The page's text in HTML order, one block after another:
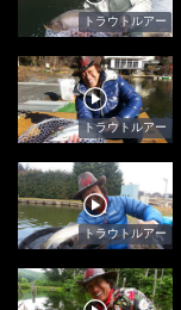
トラウトルアー
トラウトルアー
トラウトルアー